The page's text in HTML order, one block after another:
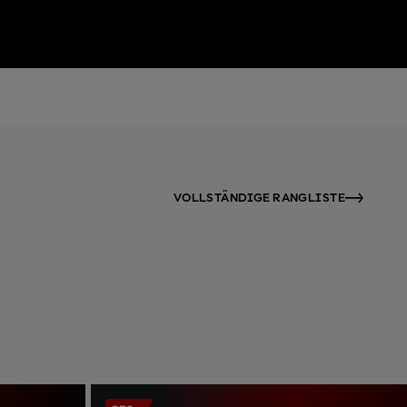
VOLLSTÄNDIGE RANGLISTE